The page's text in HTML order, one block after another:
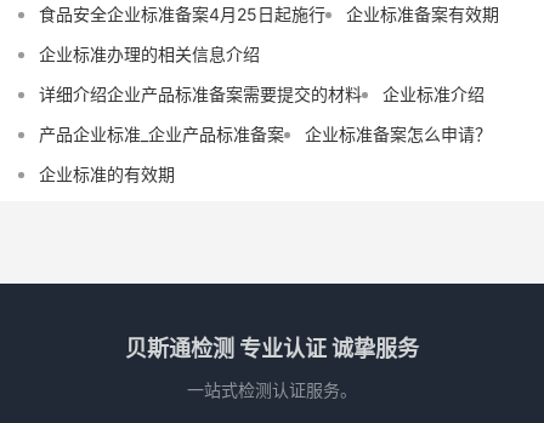
食品安全企业标准备案4月25日起施行
企业标准备案有效期
企业标准办理的相关信息介绍
详细介绍企业产品标准备案需要提交的材料
企业标准介绍
产品企业标准_企业产品标准备案
企业标准备案怎么申请？
企业标准的有效期
贝斯通检测 专业认证 诚挚服务
一站式检测认证服务。